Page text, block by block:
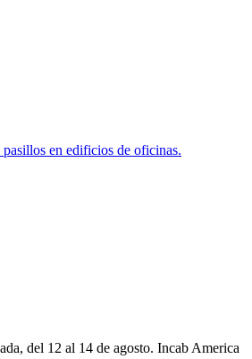
en edificios de oficinas.
del 12 al 14 de agosto. Incab America